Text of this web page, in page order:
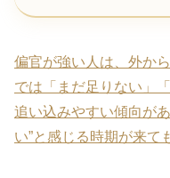
偏官が強い人は、外か
では「まだ足りない」
追い込みやすい傾向が
い”と感じる時期が来て